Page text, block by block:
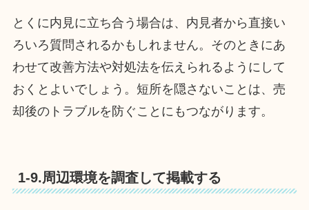
とくに内見に立ち合う場合は、内見者から直接い
ろいろ質問されるかもしれません。そのときにあ
わせて改善方法や対処法を伝えられるようにして
おくとよいでしょう。短所を隠さないことは、売
却後のトラブルを防ぐことにもつながります。
1-9.周辺環境を調査して掲載する